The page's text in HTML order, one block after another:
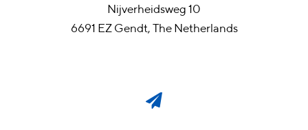
Nijverheidsweg 10
6691 EZ Gendt, The Netherlands